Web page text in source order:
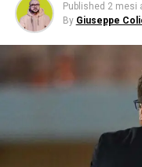
Published 2 mesi
By Giuseppe